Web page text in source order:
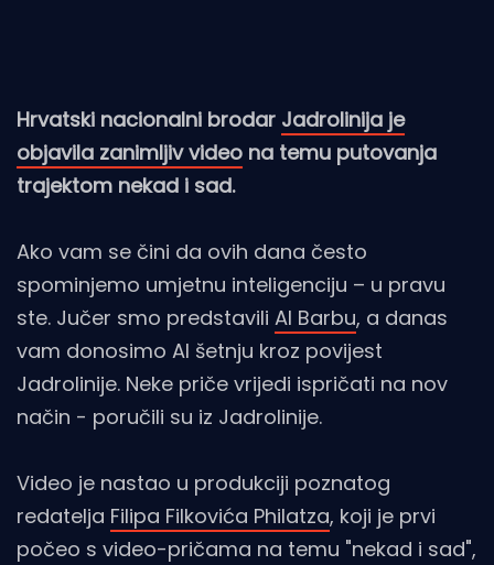
Hrvatski nacionalni brodar Jadrolinija je
objavila zanimljiv video na temu putovanja
trajektom nekad i sad.
Ako vam se čini da ovih dana često
spominjemo umjetnu inteligenciju – u pravu
ste. Jučer smo predstavili AI Barbu, a danas
vam donosimo AI šetnju kroz povijest
Jadrolinije. Neke priče vrijedi ispričati na nov
način - poručili su iz Jadrolinije.
Video je nastao u produkciji poznatog
redatelja Filipa Filkovića Philatza, koji je prvi
počeo s video-pričama na temu "nekad i sad",